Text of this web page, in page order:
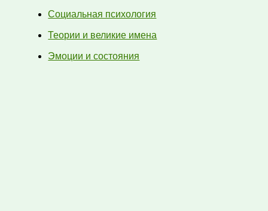
Социальная психология
Теории и великие имена
Эмоции и состояния